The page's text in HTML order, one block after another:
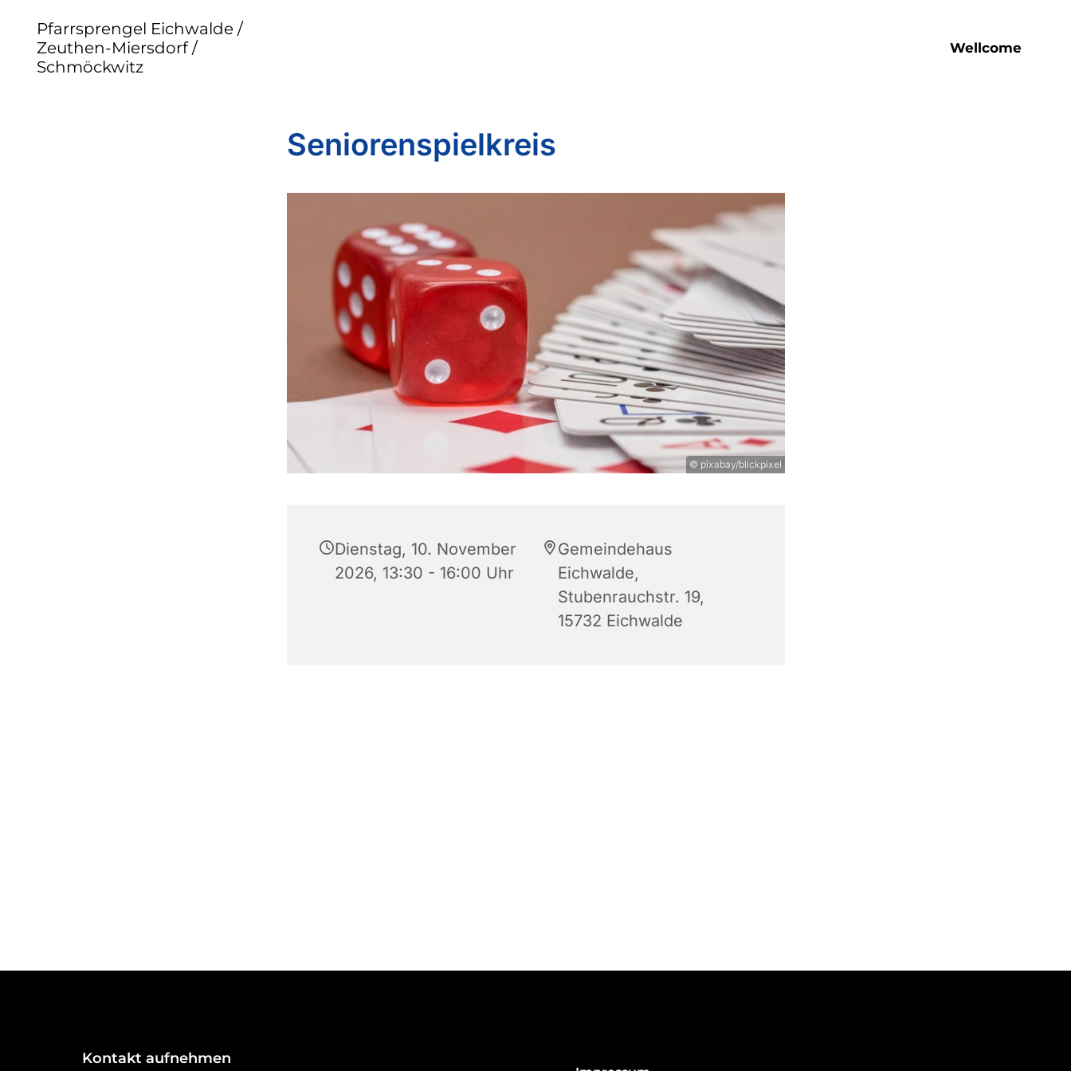
Pfarrsprengel Eichwalde /
Zeuthen-Miersdorf /
Schmöckwitz
Wellcome
Seniorenspielkreis
© pixabay/blickpixel
Dienstag, 10. November
2026, 13:30 - 16:00 Uhr
Gemeindehaus
Eichwalde,
Stubenrauchstr. 19,
15732 Eichwalde
Kontakt aufnehmen